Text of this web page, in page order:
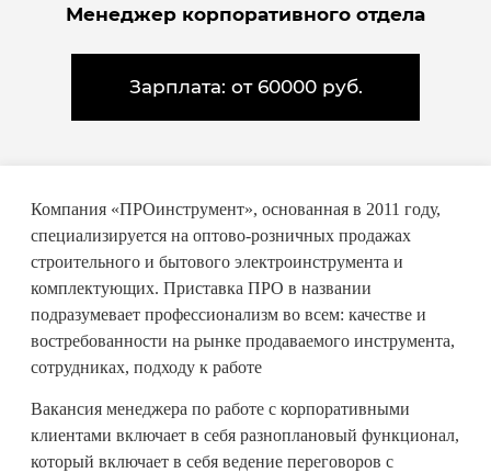
Менеджер корпоративного отдела
Зарплата: от 60000 руб.
Компания «ПРОинструмент», основанная в 2011 году,
специализируется на оптово-розничных продажах
строительного и бытового электроинструмента и
комплектующих. Приставка ПРО в названии
подразумевает профессионализм во всем: качестве и
востребованности на рынке продаваемого инструмента,
сотрудниках, подходу к работе
Вакансия менеджера по работе с корпоративными
клиентами включает в себя разноплановый функционал,
который включает в себя ведение переговоров с